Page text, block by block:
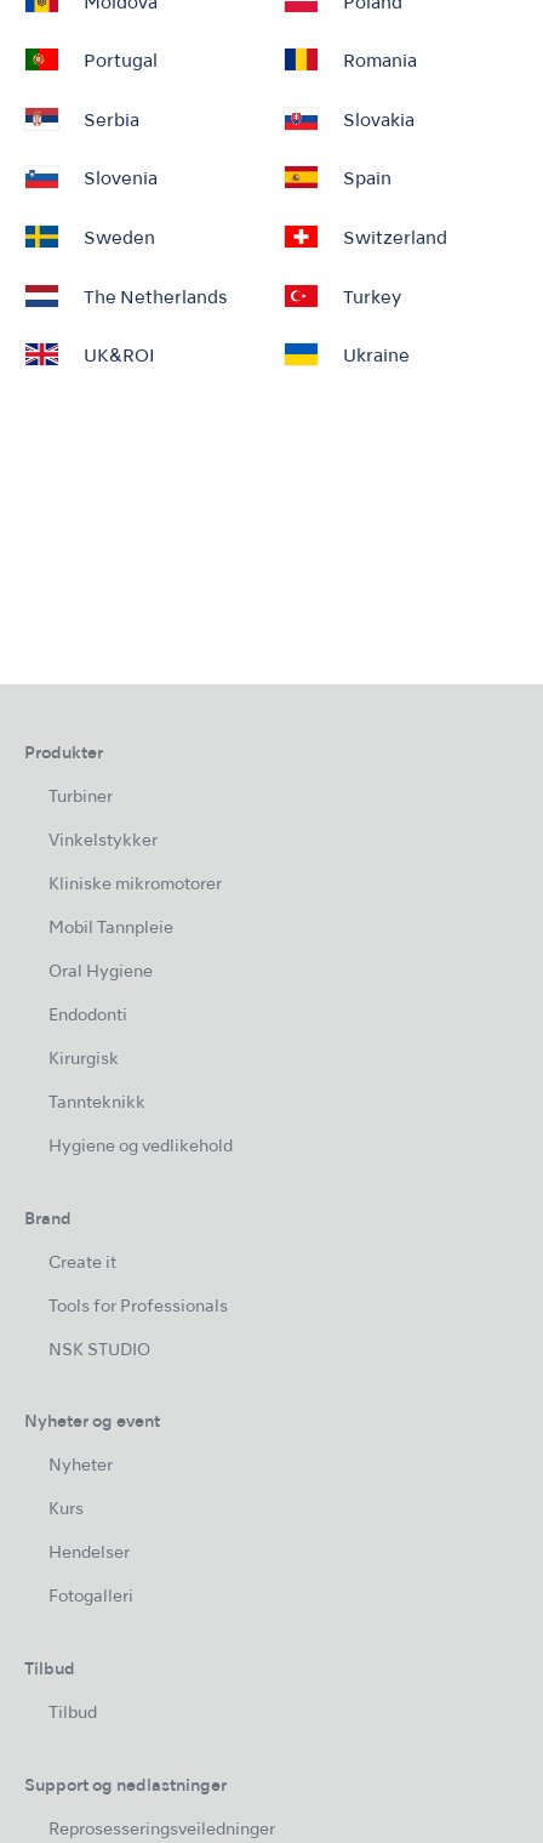
Portugal Romania
Serbia Slovakia
Slovenia Spain
Sweden Switzerland
The Netherlands Turkey
UK&ROI Ukraine
Produkter
Turbiner
Vinkelstykker
Kliniske mikromotorer
Mobil Tannpleie
Oral Hygiene
Endodonti
Kirurgisk
Tannteknikk
Hygiene og vedlikehold
Brand
Create it
Tools for Professionals
NSK STUDIO
Nyheter og event
Nyheter
Kurs
Hendelser
Fotogalleri
Tilbud
Tilbud
Support og nedlastninger
Reprosesseringsveiledninger